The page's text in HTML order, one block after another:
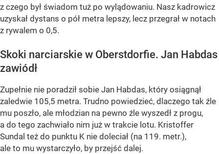
z czego był świadom tuż po wylądowaniu. Nasz kadrowicz
uzyskał dystans o pół metra lepszy, lecz przegrał w notach
z rywalem o 0,5.
Skoki narciarskie w Oberstdorfie. Jan Habdas
zawiódł
Zupełnie nie poradził sobie Jan Habdas, który osiągnął
zaledwie 105,5 metra. Trudno powiedzieć, dlaczego tak źle
mu poszło, ale młodzian na pewno źle wyszedł z progu,
a do tego zachwiało nim już w trakcie lotu. Kristoffer
Sundal też do punktu K nie doleciał (na 119. metr.),
ale to mu wystarczyło, by przejść dalej.